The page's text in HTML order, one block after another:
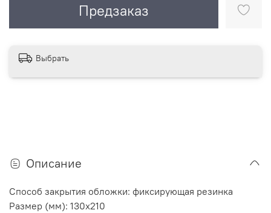
Предзаказ
Выбрать
Описание
Способ закрытия обложки: фиксирующая резинка
Размер (мм): 130х210